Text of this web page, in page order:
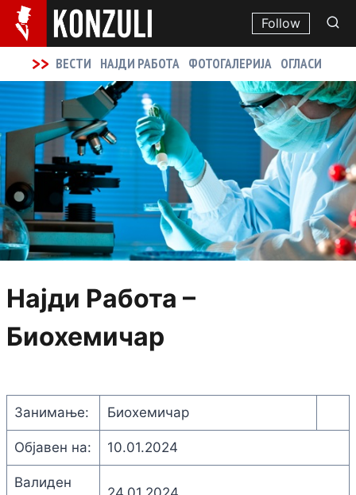
Follow
>> ВЕСТИ НАЈДИ РАБОТА ФОТОГАЛЕРИЈА ОГЛАСИ
Најди Работа –
Биохемичар
Занимање: Биохемичар
Објавен на: 10.01.2024
Валиден